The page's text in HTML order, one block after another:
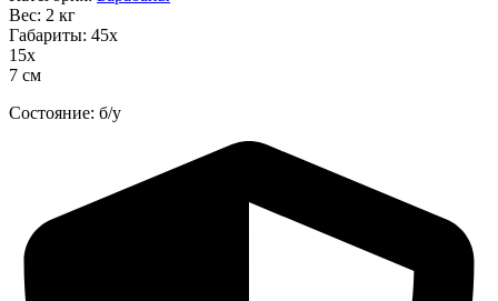
Вес: 2 кг
Габариты: 45х
15х
7 см
Состояние: б/у